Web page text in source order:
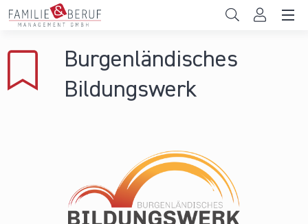
Direkt zum Inhalt
Gemeinden
News & Events
Burgenländisches
Bildungswerk